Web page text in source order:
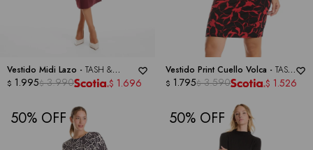
Vestido Midi Lazo - TASH &
SOPHIE
$ 1.995$ 3.990 $ 1.696
Vestido Print Cuello Volca - TASH
& SOPHIE
$ 1.795$ 3.590 $ 1.526
50 50